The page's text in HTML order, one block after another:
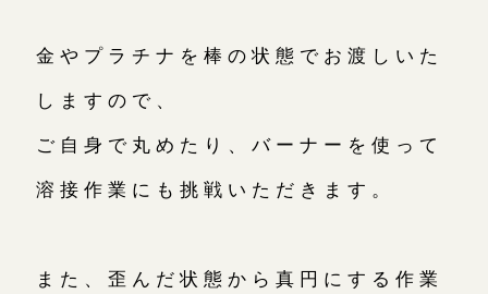
金やプラチナを棒の状態でお渡しいた
しますので、
ご自身で丸めたり、バーナーを使って
溶接作業にも挑戦いただきます。
また、歪んだ状態から真円にする作業